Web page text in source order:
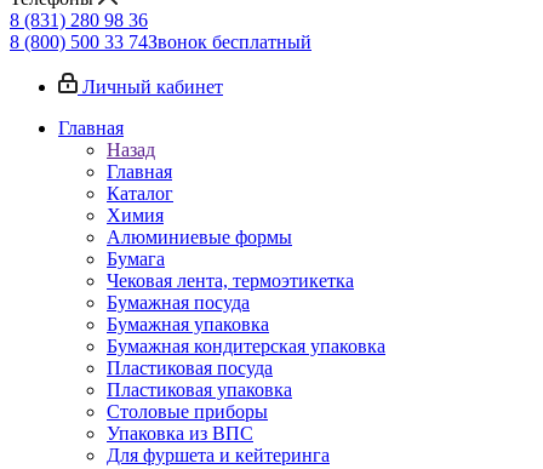
8 (831) 280 98 36
8 (800) 500 33 74Звонок бесплатный
Личный кабинет
Главная
Назад
Главная
Каталог
Химия
Алюминиевые формы
Бумага
Чековая лента, термоэтикетка
Бумажная посуда
Бумажная упаковка
Бумажная кондитерская упаковка
Пластиковая посуда
Пластиковая упаковка
Столовые приборы
Упаковка из ВПС
Для фуршета и кейтеринга